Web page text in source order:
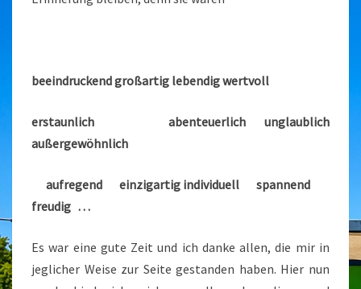
beeindruckend großartig lebendig wertvoll
erstaunlich abenteuerlich unglaublich
außergewöhnlich
aufregend einzigartig individuell spannend
freudig . . .
Es war eine gute Zeit und ich danke allen, die mir in
jeglicher Weise zur Seite gestanden haben. Hier nun